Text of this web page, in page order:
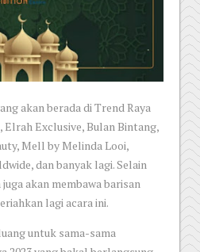
akan berada di Trend Raya
Elrah Exclusive, Bulan Bintang,
Mell by Melinda Looi,
dan banyak lagi. Selain
akan membawa barisan
lagi acara ini.
untuk sama-sama